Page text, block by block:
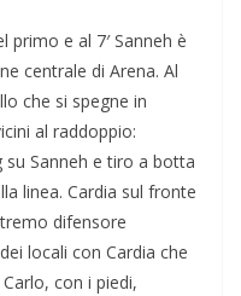
primo e al 7′ Sanneh è
centrale di Arena. Al
che si spegne in
al raddoppio:
su Sanneh e tiro a botta
linea. Cardia sul fronte
difensore
locali con Cardia che
con i piedi,